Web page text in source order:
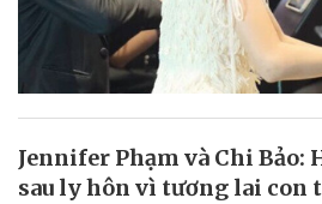
Jennifer Phạm và Chi Bảo:
sau ly hôn vì tương lai con